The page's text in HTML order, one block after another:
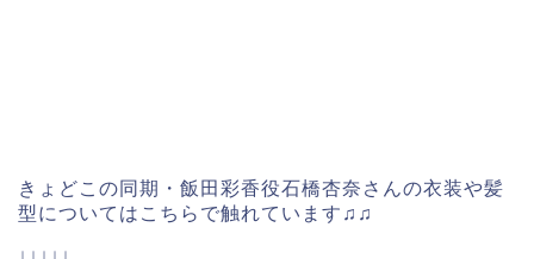
きょどこの同期・飯田彩香役石橋杏奈さんの衣装や髪
型についてはこちらで触れています♫♫